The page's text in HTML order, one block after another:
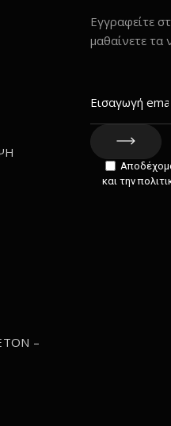
–
Εγγραφείτε
μαθαίνετε τα
και την